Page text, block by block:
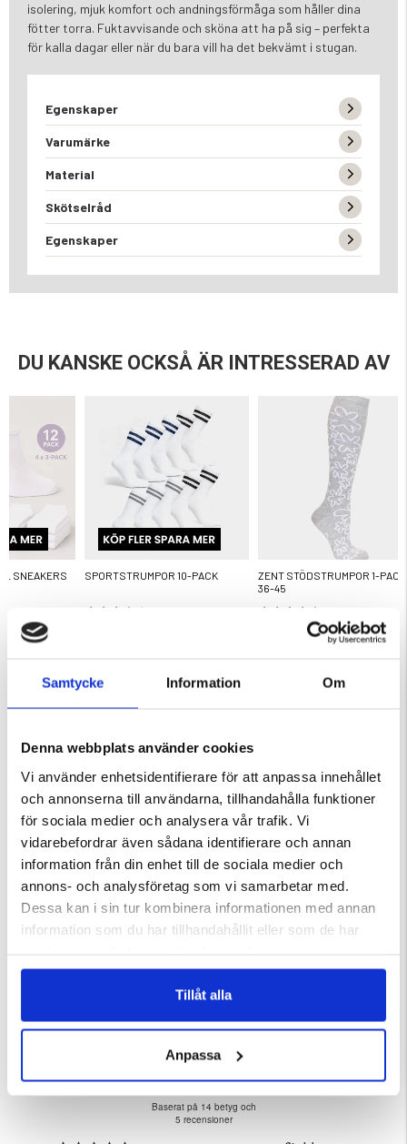
Samtycke Information Om
Denna webbplats använder cookies
Vi använder enhetsidentifierare för att anpassa innehållet
och annonserna till användarna, tillhandahålla funktioner
för sociala medier och analysera vår trafik. Vi
vidarebefordrar även sådana identifierare och annan
information från din enhet till de sociala medier och
annons- och analysföretag som vi samarbetar med.
Dessa kan i sin tur kombinera informationen med annan
information som du har tillhandahållit eller som de har
Tillåt alla
Anpassa
isolering, mjuk komfort och andningsförmåga som håller dina
fötter torra. Fuktavvisande och sköna att ha på sig – perfekta
för kalla dagar eller när du bara vill ha det bekvämt i stugan.
Egenskaper
Varumärke
Material
Skötselråd
Egenskaper
DU KANSKE OCKSÅ ÄR INTRESSERAD AV
SNEAKERS SPORTSTRUMPOR 10-PACK
Betyg:
3.9 utav 5 stjärnor
ZENT STÖDSTRUMPOR 1-
36-45
Betyg:
4.8 utav 5 stjärnor
KÖPS OFTA TILLSAMMANS
NÄTBRYNJA OUTDOOR TIGHTS MED
4.9
Betyg:
4.9
Baserat på 14 betyg och
5 recensioner